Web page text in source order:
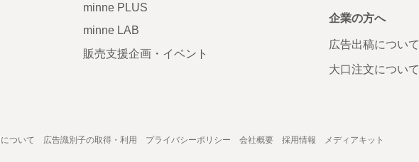
minne PLUS
minne LAB
販売支援企画・イベント
企業の方へ
広告出稿について
大口注文について
ついて 広告識別子の取得・利用 プライバシーポリシー 会社概要 採用情報 メディアキット